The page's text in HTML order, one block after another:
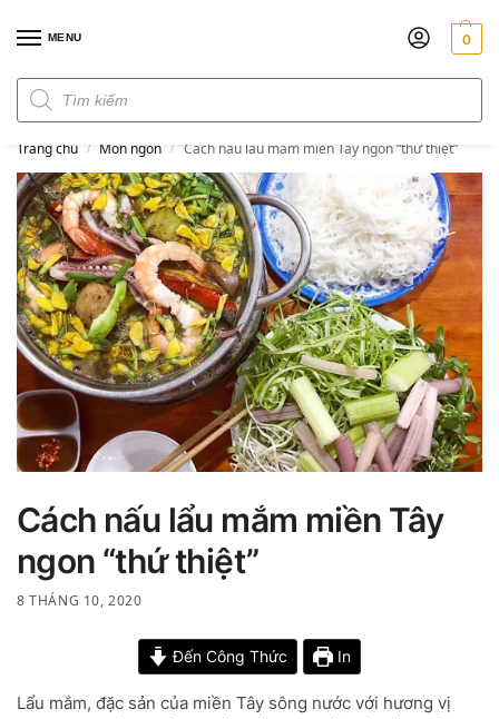
MENU 0
Trang chủ / Món ngon / Cách nấu lẩu mắm miền Tây ngon “thứ thiệt”
Cách nấu lẩu mắm miền Tây
ngon “thứ thiệt”
8 THÁNG 10, 2020
Đến Công Thức In
Lẩu mắm, đặc sản của miền Tây sông nước với hương vị